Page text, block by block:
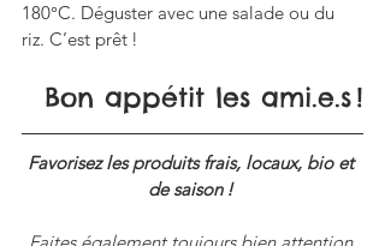
180°C. Déguster avec une salade ou du
riz. C’est prêt !
Bon appétit les ami.e.s !
Favorisez les produits frais, locaux, bio et
de saison !